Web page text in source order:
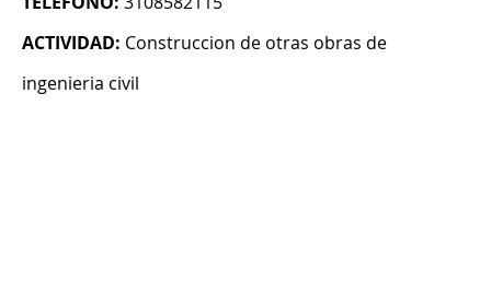
ACTIVIDAD: Construccion de otras obras de
ingenieria civil